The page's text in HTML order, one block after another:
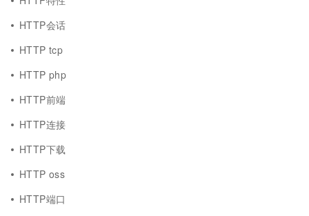
HTTP会话
HTTP tcp
HTTP php
HTTP前端
HTTP连接
HTTP下载
HTTP oss
HTTP端口